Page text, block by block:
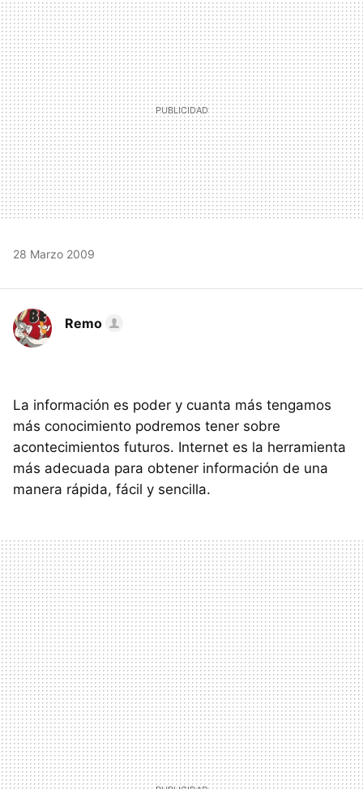
MAIL
28 Marzo 2009
Remo
La información es poder y cuanta más tengamos
más conocimiento podremos tener sobre
acontecimientos futuros. Internet es la herramienta
más adecuada para obtener información de una
manera rápida, fácil y sencilla.